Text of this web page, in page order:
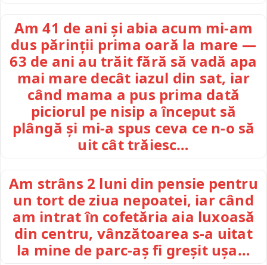
Am 41 de ani și abia acum mi-am
dus părinții prima oară la mare —
63 de ani au trăit fără să vadă apa
mai mare decât iazul din sat, iar
când mama a pus prima dată
piciorul pe nisip a început să
plângă și mi-a spus ceva ce n-o să
uit cât trăiesc…
Am strâns 2 luni din pensie pentru
un tort de ziua nepoatei, iar când
am intrat în cofetăria aia luxoasă
din centru, vânzătoarea s-a uitat
la mine de parc-aș fi greșit ușa…